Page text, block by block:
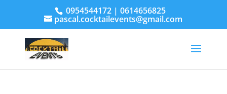
0954544172 | 0614656825
pascal.cocktailevents@gmail.com